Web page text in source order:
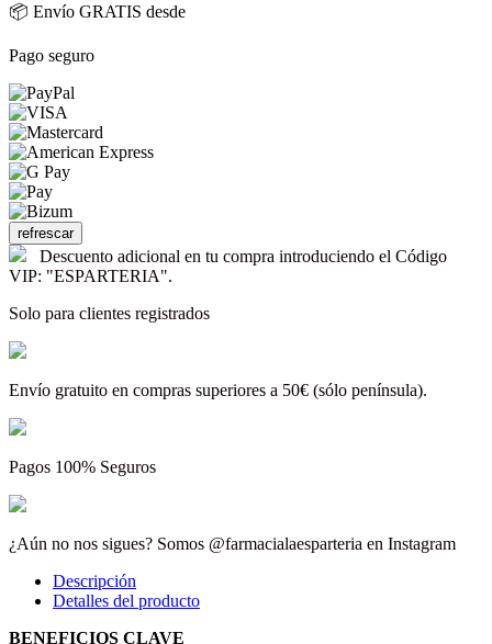
📦 Envío GRATIS desde
Pago seguro
Descuento adicional en tu compra introduciendo el Código
VIP: "ESPARTERIA".
Solo para clientes registrados
Envío gratuito en compras superiores a 50€ (sólo península).
Pagos 100% Seguros
¿Aún no nos sigues? Somos @farmacialaesparteria en Instagram
Descripción
Detalles del producto
BENEFICIOS CLAVE